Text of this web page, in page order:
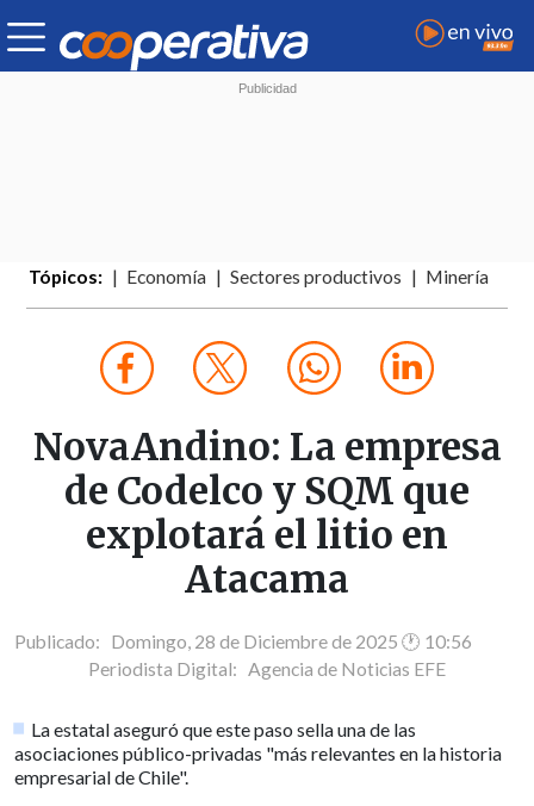
Tópicos: Economía Sectores productivos Minería
NovaAndino: La empresa
de Codelco y SQM que
explotará el litio en
Atacama
Publicado: Domingo, 28 de Diciembre de 2025 🕐 10:56
Periodista Digital: Agencia de Noticias EFE
La estatal aseguró que este paso sella una de las
asociaciones público-privadas "más relevantes en la historia
empresarial de Chile".